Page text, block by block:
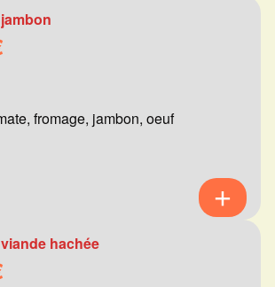
fromage, jambon, oeuf
hachée